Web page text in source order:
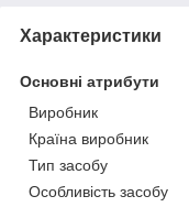
Характеристики
Основні атрибути
Виробник
Країна виробник
Тип засобу
Особливість засобу